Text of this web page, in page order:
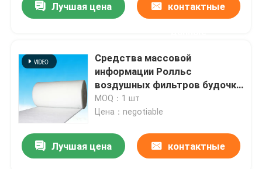
Лучшая цена контактные
Средства массовой
информации Ролльс
воздушных фильтров будочки
брызг потолка Ф5 Эу5 с
поверхностью брызг клея
MOQ：1 шт
Цена：negotiable
Лучшая цена контактные